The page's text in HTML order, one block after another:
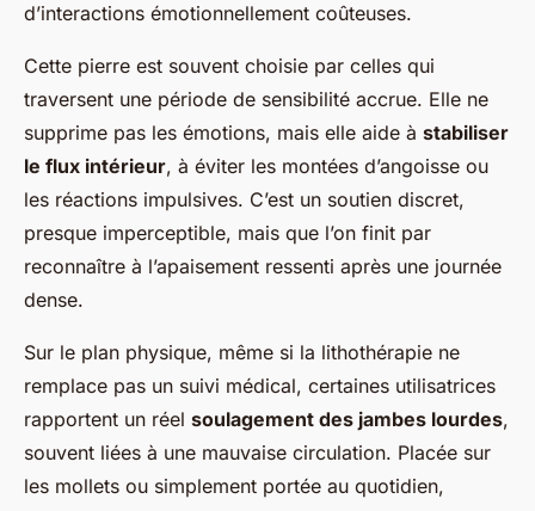
d’interactions émotionnellement coûteuses.
Cette pierre est souvent choisie par celles qui
traversent une période de sensibilité accrue. Elle ne
supprime pas les émotions, mais elle aide à stabiliser
le flux intérieur, à éviter les montées d’angoisse ou
les réactions impulsives. C’est un soutien discret,
presque imperceptible, mais que l’on finit par
reconnaître à l’apaisement ressenti après une journée
dense.
Sur le plan physique, même si la lithothérapie ne
remplace pas un suivi médical, certaines utilisatrices
rapportent un réel soulagement des jambes lourdes,
souvent liées à une mauvaise circulation. Placée sur
les mollets ou simplement portée au quotidien,